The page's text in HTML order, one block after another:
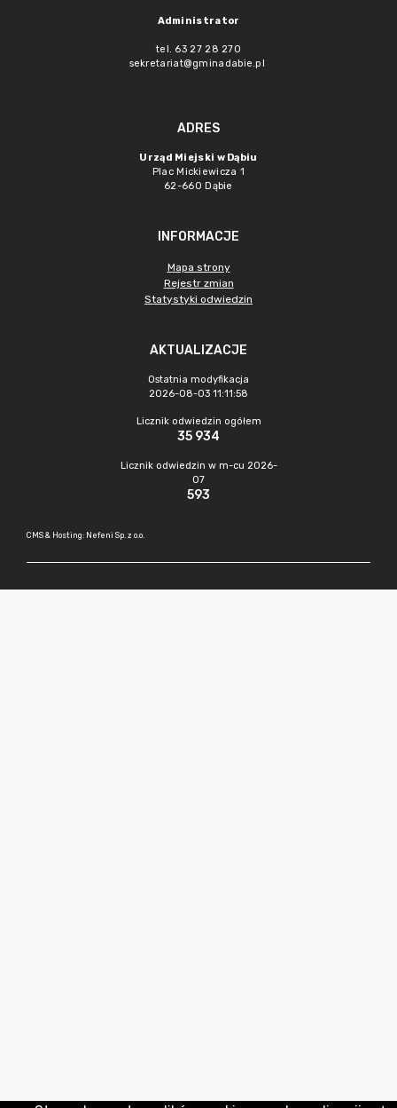
Administrator
tel. 63 27 28 270
sekretariat@gminadabie.pl
ADRES
Urząd Miejski w Dąbiu
Plac Mickiewicza 1
62-660 Dąbie
INFORMACJE
Mapa strony
Rejestr zmian
Statystyki odwiedzin
AKTUALIZACJE
Ostatnia modyfikacja
2026-08-03 11:11:58
Licznik odwiedzin ogółem
35 934
Licznik odwiedzin w m-cu 2026-
07
593
CMS & Hosting: Nefeni Sp. z o.o.